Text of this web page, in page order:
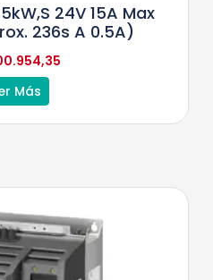
24V 15A Max
236s A 0.5A)
Más